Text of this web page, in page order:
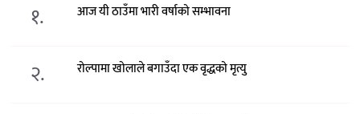
१. आज यी ठाउँमा भारी वर्षाको सम्भावना
२. रोल्पामा खोलाले बगाउँदा एक वृद्धको मृत्यु